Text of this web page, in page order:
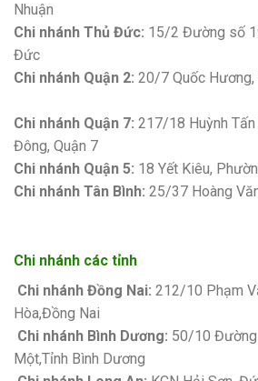
Nhuận
Chi nhánh Thủ Đức: 15/2 Đường số
Đức
Chi nhánh Quận 2: 20/7 Quốc Hương,
Chi nhánh Quận 7: 217/18 Huỳnh Tấn
Đông, Quận 7
Chi nhánh Quận 5: 18 Yết Kiêu,
Chi nhánh Tân Bình: 25/37 Hoàng
Chi nhánh các tỉnh
Chi nhánh Đồng Nai: 212/10 Phạm
Hòa,Đồng Nai
Chi nhánh Bình Dương: 50/10
Một,Tỉnh Bình Dương